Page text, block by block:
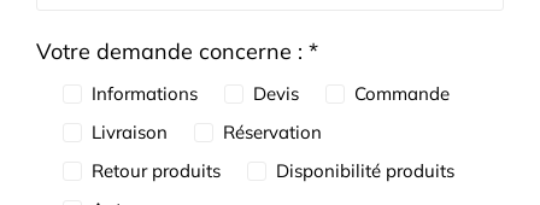
Votre demande concerne : *
Informations Devis
Commande
Livraison
Réservation
Retour produits
Disponibilité produits